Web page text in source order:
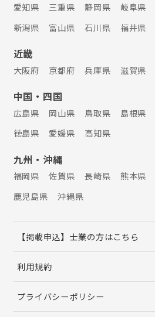
愛知県 三重県 静岡県 岐阜県
新潟県
富山県 石川県 福井県
近畿
大阪府 京都府 兵庫県 滋賀県
中国・四国
広島県 岡山県 鳥取県 島根県
徳島県
愛媛県 高知県
九州・沖縄
福岡県 佐賀県 長崎県 熊本県
鹿児島県
沖縄県
【掲載申込】士業の方はこちら
利用規約
プライバシーポリシー